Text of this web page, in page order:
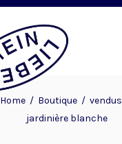
Home/ Boutique/ vendus
jardinière blanche